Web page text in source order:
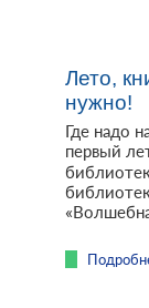
Лето,
нужно!
Где надо
первый